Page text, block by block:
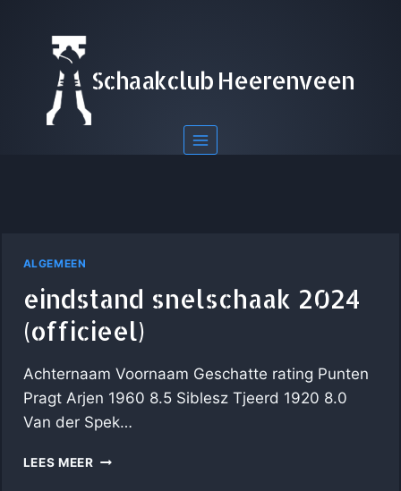
Schaakclub Heerenveen
ALGEMEEN
eindstand snelschaak 2024
(officieel)
Achternaam Voornaam Geschatte rating Punten
Pragt Arjen 1960 8.5 Siblesz Tjeerd 1920 8.0
Van der Spek…
LEES MEEREINDSTAND